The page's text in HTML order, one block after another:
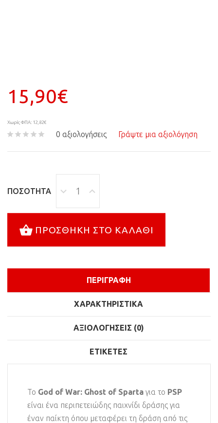
15,90€
Χωρίς ΦΠΑ: 12,82€
0 αξιολογήσεις Γράψτε μια αξιολόγηση
ΠΟΣΌΤΗΤΑ
ΠΡΟΣΘΉΚΗ ΣΤΟ ΚΑΛΆΘΙ
ΠΕΡΙΓΡΑΦΉ
ΧΑΡΑΚΤΗΡΙΣΤΙΚΆ
ΑΞΙΟΛΟΓΉΣΕΙΣ (0)
ΕΤΙΚΈΤΕΣ
Το God of War: Ghost of Sparta για το PSP
είναι ένα περιπετειώδης παιχνίδι δράσης για
έναν παίκτη όπου μεταφέρει τη δράση από τις